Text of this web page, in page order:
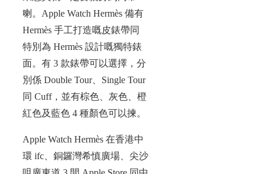
喇。Apple Watch Hermès 備有
Hermès 手工打造嘅皮錶帶同
特別為 Hermès 設計嘅獨特錶
面。有 3 款錶帶可以選擇，分
別係 Double Tour、Single Tour
同 Cuff，並有棕色、灰色、橙
紅色及藍色 4 種顏色可以揀。
Apple Watch Hermès 在香港中
環 ifc、銅鑼灣希慎廣場、尖沙